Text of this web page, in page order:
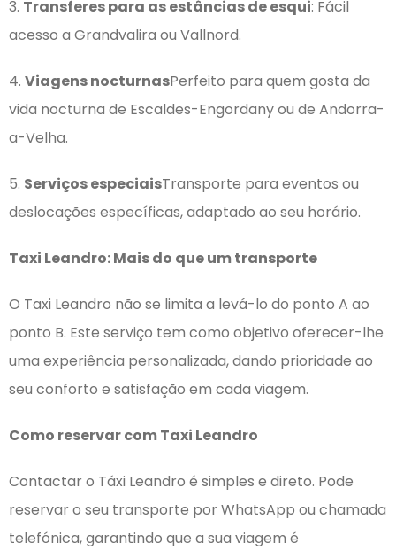
3. Transferes para as estâncias de esqui: Fácil
acesso a Grandvalira ou Vallnord.
4. Viagens nocturnasPerfeito para quem gosta da
vida nocturna de Escaldes-Engordany ou de Andorra-
a-Velha.
5. Serviços especiaisTransporte para eventos ou
deslocações específicas, adaptado ao seu horário.
Taxi Leandro: Mais do que um transporte
O Taxi Leandro não se limita a levá-lo do ponto A ao
ponto B. Este serviço tem como objetivo oferecer-lhe
uma experiência personalizada, dando prioridade ao
seu conforto e satisfação em cada viagem.
Como reservar com Taxi Leandro
Contactar o Táxi Leandro é simples e direto. Pode
reservar o seu transporte por WhatsApp ou chamada
telefónica, garantindo que a sua viagem é